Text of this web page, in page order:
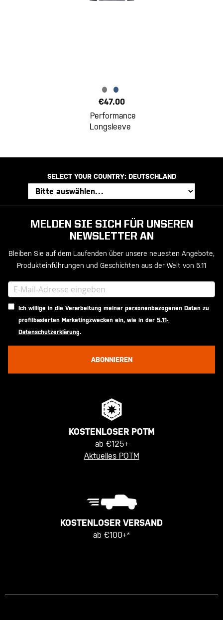
€47.00
Performance
Longsleeve
SELECT YOUR COUNTRY: DEUTSCHLAND
MELDEN SIE SICH FÜR UNSEREN
NEWSLETTER AN
Bleiben Sie auf dem Laufenden über unsere neuesten Angebote,
Produkteinführungen und Geschichten aus der Welt von 5.11
Ich willige in die Verarbeitung meiner personenbezogenen Daten zu
profilbasierten Marketingzwecken ein, wie in der 5.11-
Datenschutzerklärung.
ABONNIEREN
KOSTENLOSER POTM
ab €125+
Aktuelles POTM
KOSTENLOSER VERSAND
ab €100+*